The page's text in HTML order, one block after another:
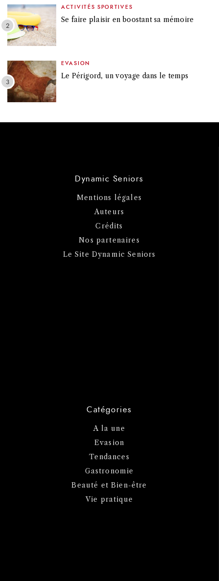
ACTIVITÉS SPORTIVES
Se faire plaisir en boostant sa mémoire
EVASION
Le Périgord, un voyage dans le temps
Dynamic Seniors
Mentions légales
Auteurs
Crédits
Nos partenaires
Le Site Dynamic Seniors
Catégories
A la une
Evasion
Tendances
Gastronomie
Beauté et Bien-être
Vie pratique